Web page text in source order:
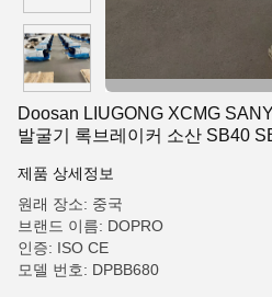
Doosan LIUGONG XCMG
발굴기 록브레이커 소산 SB40
제품 상세정보
원래 장소: 중국
브랜드 이름: DOPRO
인증: ISO CE
모델 번호: DPBB680